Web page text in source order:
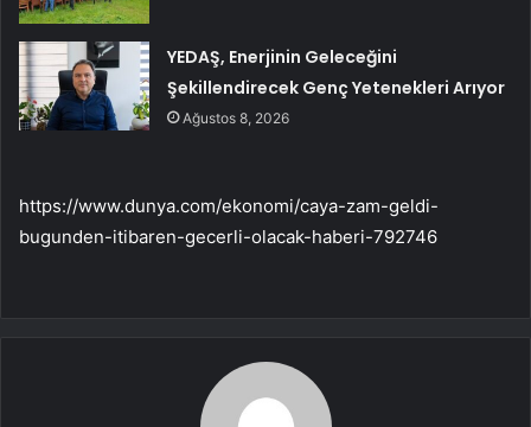
YEDAŞ, Enerjinin Geleceğini
Şekillendirecek Genç Yetenekleri Arıyor
Ağustos 8, 2026
https://www.dunya.com/ekonomi/caya-zam-geldi-
bugunden-itibaren-gecerli-olacak-haberi-792746